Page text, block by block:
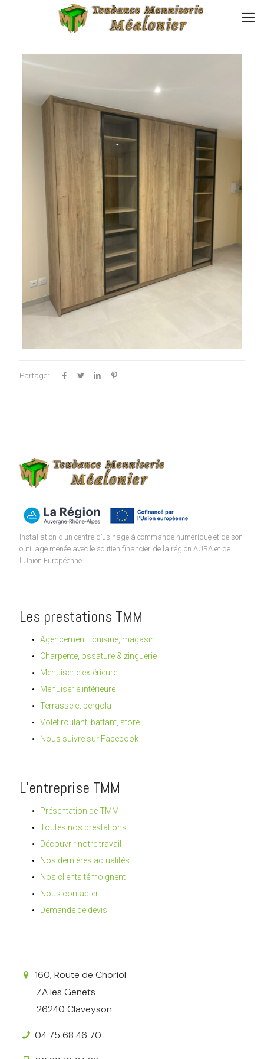
Partager
Installation d’un centre d’usinage à commande numérique et de son
outillage menée avec le soutien financier de la région AURA et de
l'Union Européenne.
Les prestations TMM
Agencement : cuisine, magasin
Charpente, ossature & zinguerie
Menuiserie extérieure
Menuiserie intérieure
Terrasse et pergola
Volet roulant, battant, store
Nous suivre sur Facebook
L’entreprise TMM
Présentation de TMM
Toutes nos prestations
Découvrir notre travail
Nos dernières actualités
Nos clients témoignent
Nous contacter
Demande de devis
160, Route de Choriol
ZA les Genets
26240 Claveyson
04 75 68 46 70